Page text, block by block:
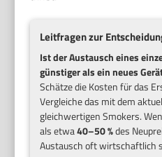
Leitfragen zur
Ist der Austausch eines
günstiger als ein neues
Schätze die Kosten für das
Vergleiche das mit dem
gleichwertigen Smokers.
als etwa40–50 %des
Austausch oft wirtschaftlich